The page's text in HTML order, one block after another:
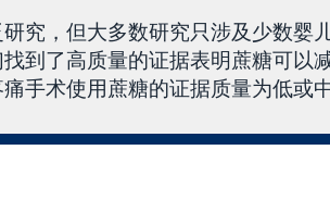
究，但大多数研究只涉及少数婴
到了高质量的证据表明蔗糖可以
手术使用蔗糖的证据质量为低或中